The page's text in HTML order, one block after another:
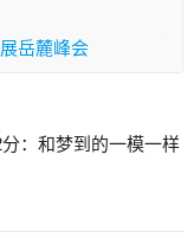
岳麓峰会
：和梦到的一模一样